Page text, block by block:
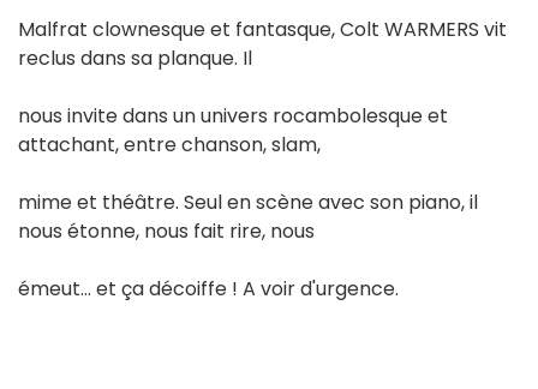
Malfrat clownesque et fantasque, Colt WARMERS vit
reclus dans sa planque. Il
nous invite dans un univers rocambolesque et
attachant, entre chanson, slam,
mime et théâtre. Seul en scène avec son piano, il
nous étonne, nous fait rire, nous
émeut... et ça décoiffe ! A voir d'urgence.